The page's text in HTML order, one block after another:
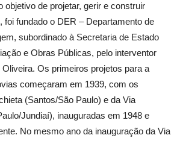
objetivo de projetar, gerir e construir
foi fundado o DER – Departamento de
subordinado à Secretaria de Estado
e Obras Públicas, pelo interventor
Os primeiros projetos para a
começaram em 1939, com os
(Santos/São Paulo) e da Via
Jundiaí), inauguradas em 1948 e
No mesmo ano da inauguração da Via